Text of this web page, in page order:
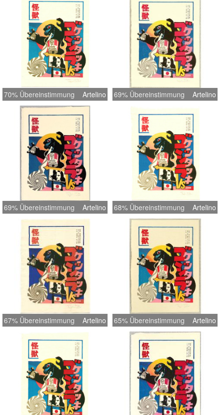
70% Übereinstimmung Artelino 69% Übereinstimmung Artelino
69% Übereinstimmung Artelino 68% Übereinstimmung Artelino
67% Übereinstimmung Artelino 65% Übereinstimmung Artelino